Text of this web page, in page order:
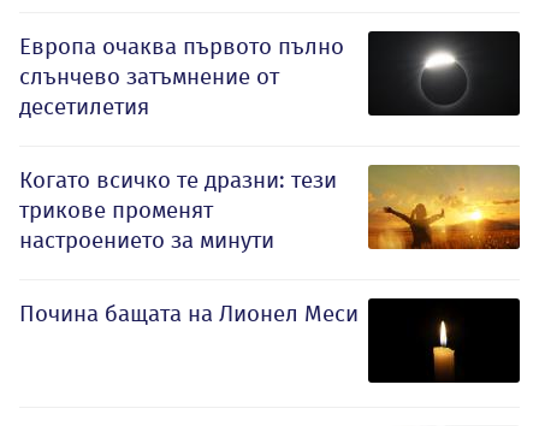
Европа очаква първото пълно
слънчево затъмнение от
десетилетия
Когато всичко те дразни: тези
трикове променят
настроението за минути
Почина бащата на Лионел Меси